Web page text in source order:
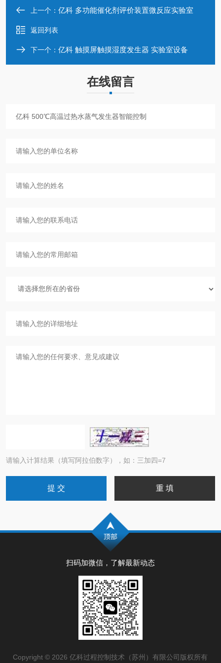
上一个： 亿科 多功能催化剂评价装置微反应实验室
返回列表
下一个： 亿科 触摸屏触摸湿度发生器 实验室设备
在线留言
请输入计算结果（填写阿拉伯数字），如：三加四=7
扫码加微信，了解最新动态
Copyright © 2026 亿科过程控制技术（苏州）有限公司版权所有